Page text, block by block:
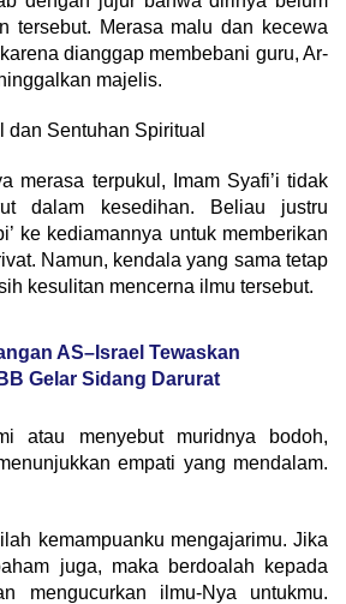
tersebut. Merasa malu dan kecewa
dianggap membebani guru, Ar-
majelis.
dan Sentuhan Spiritual
merasa terpukul, Imam Syafi’i tidak
dalam kesedihan. Beliau justru
ke kediamannya untuk memberikan
Namun, kendala yang sama tetap
kesulitan mencerna ilmu tersebut.
AS–Israel Tewaskan
Gelar Sidang Darurat
atau menyebut muridnya bodoh,
empati yang mendalam.
kemampuanku mengajarimu. Jika
juga, maka berdoalah kepada
mengucurkan ilmu-Nya untukmu.